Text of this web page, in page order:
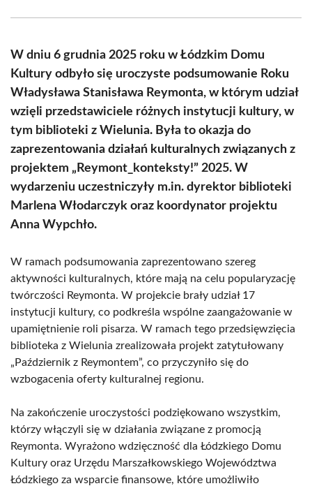
(Twitter)
W dniu 6 grudnia 2025 roku w Łódzkim Domu
Kultury odbyło się uroczyste podsumowanie Roku
Władysława Stanisława Reymonta, w którym udział
wzięli przedstawiciele różnych instytucji kultury, w
tym biblioteki z Wielunia. Była to okazja do
zaprezentowania działań kulturalnych związanych z
projektem „Reymont_konteksty!” 2025. W
wydarzeniu uczestniczyły m.in. dyrektor biblioteki
Marlena Włodarczyk oraz koordynator projektu
Anna Wypchło.
W ramach podsumowania zaprezentowano szereg
aktywności kulturalnych, które mają na celu popularyzację
twórczości Reymonta. W projekcie brały udział 17
instytucji kultury, co podkreśla wspólne zaangażowanie w
upamiętnienie roli pisarza. W ramach tego przedsięwzięcia
biblioteka z Wielunia zrealizowała projekt zatytułowany
„Październik z Reymontem”, co przyczyniło się do
wzbogacenia oferty kulturalnej regionu.
Na zakończenie uroczystości podziękowano wszystkim,
którzy włączyli się w działania związane z promocją
Reymonta. Wyrażono wdzięczność dla Łódzkiego Domu
Kultury oraz Urzędu Marszałkowskiego Województwa
Łódzkiego za wsparcie finansowe, które umożliwiło